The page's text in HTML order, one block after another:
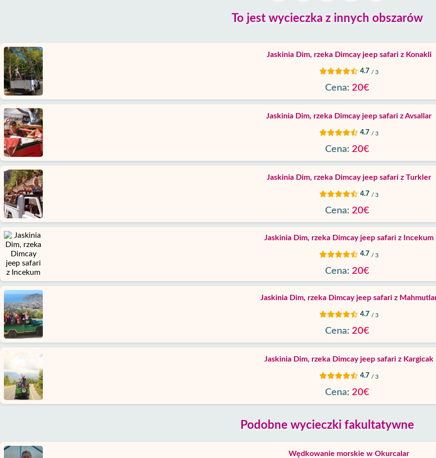
Strona
Główna
Okurcalar
Alanya
wioski
Blog
Google
opinie
O
nas
Usługi
Warunki
Polityka
To jest wycieczka z innych obszarów
Jaskinia Dim, rzeka Dimcay jeep safari z Konakli
4.7 / 3
Cena: 20€
Jaskinia Dim, rzeka Dimcay jeep safari z Avsallar
4.7 / 3
Cena: 20€
Jaskinia Dim, rzeka Dimcay jeep safari z Turkler
4.7 / 3
Cena: 20€
Jaskinia Dim, rzeka Dimcay jeep safari z Incekum
4.7 / 3
Cena: 20€
Jaskinia Dim, rzeka Dimcay jeep safari z
4.7 / 3
Cena: 20€
Jaskinia Dim, rzeka Dimcay jeep safari z Kargicak
4.7 / 3
Cena: 20€
Podobne wycieczki fakultatywne
Wędkowanie morskie w Okurcalar